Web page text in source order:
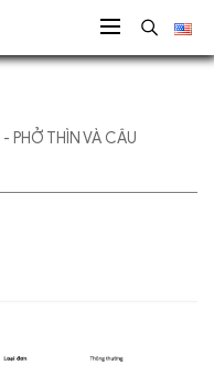
- PHỞ THÌN VÀ CÂU